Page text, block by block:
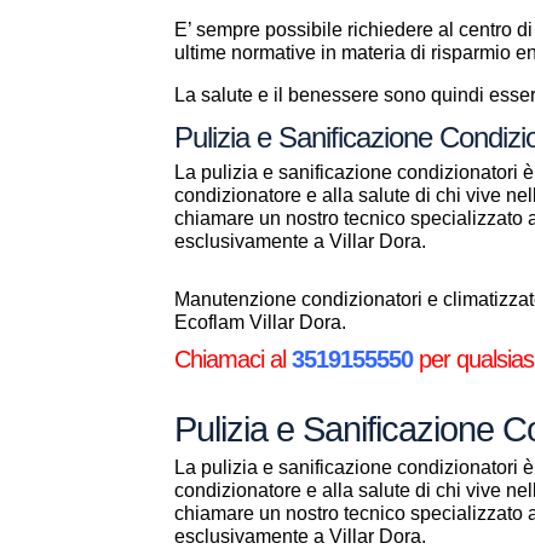
E’ sempre possibile richiedere al centro
ultime normative in materia di risparmio
La salute e il benessere sono quindi
Pulizia e Sanificazione
La pulizia e sanificazione condizionatori
condizionatore e alla salute di chi vive
chiamare un nostro tecnico specializzato
esclusivamente a Villar Dora.
Manutenzione condizionatori e
Ecoflam Villar Dora.
Chiamaci al3519155550per
Pulizia e Sanificazione
La pulizia e sanificazione condizionatori
condizionatore e alla salute di chi vive
chiamare un nostro tecnico specializzato
esclusivamente a Villar Dora.